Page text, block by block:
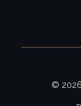
© 2026